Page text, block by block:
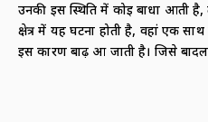
उनकी इस स्थिति में कोई बाधा आती
क्षेत्र में यह घटना होती है, वहां एक साथ
इस कारण बाढ़ आ जाती है। जिसे